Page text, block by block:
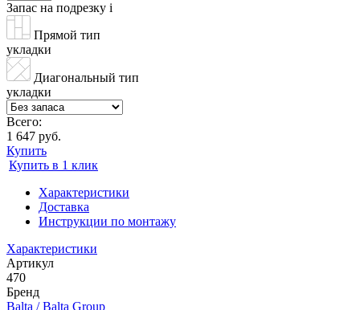
Запас на подрезку i
Прямой тип
укладки
Диагональный тип
укладки
Всего:
1 647 руб.
Купить
Купить в 1 клик
Характеристики
Доставка
Инструкции по монтажу
Характеристики
Артикул
470
Бренд
Balta / Balta Group